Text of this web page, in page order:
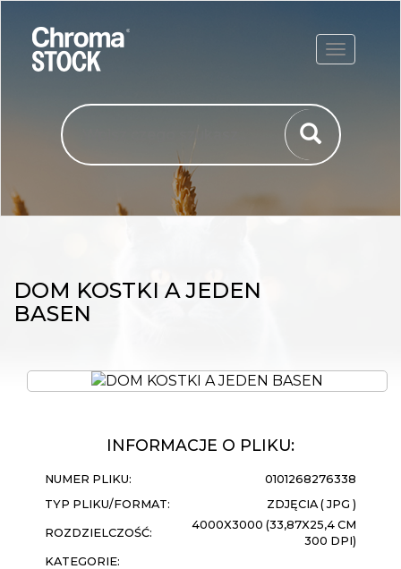
DOM KOSTKI A JEDEN
BASEN
INFORMACJE O PLIKU:
NUMER PLIKU:
0101268276338
TYP PLIKU/FORMAT:
ZDJĘCIA ( JPG )
ROZDZIELCZOŚĆ:
4000X3000 (33,87X25,4 CM
300 DPI)
KATEGORIE: